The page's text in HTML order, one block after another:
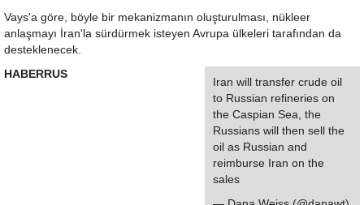
Vays'a göre, böyle bir mekanizmanın oluşturulması, nükleer
anlaşmayı İran'la sürdürmek isteyen Avrupa ülkeleri tarafından da
desteklenecek.
Iran will transfer crude oil
to Russian refineries on
the Caspian Sea, the
Russians will then sell the
oil as Russian and
reimburse Iran on the
sales
HABERRUS